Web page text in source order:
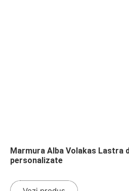
Marmura Alba Volakas Lastra
personalizate